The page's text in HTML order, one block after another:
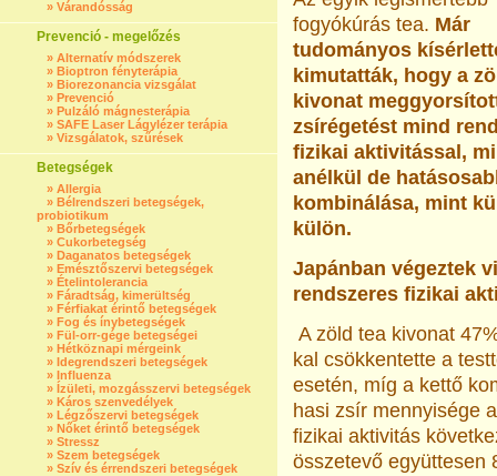
» Várandósság
Prevenció - megelőzés
» Alternatív módszerek
» Bioptron fényterápia
» Biorezonancia vizsgálat
» Prevenció
» Pulzáló mágnesterápia
» SAFE Laser Lágylézer terápia
» Vizsgálatok, szűrések
Betegségek
» Allergia
» Bélrendszeri betegségek,
probiotikum
» Bőrbetegségek
» Cukorbetegség
» Daganatos betegségek
» Emésztőszervi betegségek
» Ételintolerancia
» Fáradtság, kimerültség
» Férfiakat érintő betegségek
» Fog és ínybetegségek
» Fül-orr-gége betegségei
» Hétköznapi mérgeink
» Idegrendszeri betegségek
» Influenza
» Ízületi, mozgásszervi betegségek
» Káros szenvedélyek
» Légzőszervi betegségek
» Nőket érintő betegségek
» Stressz
» Szem betegségek
» Szív és érrendszeri betegségek
fogyókúrás tea. Már
tudományos
kimutatták, hogy a
kivonat
zsírégetést mind
fizikai aktivitással,
anélkül de
kombinálása, mint
külön.
Japánban végeztek
rendszeres fizikai
A zöld tea kivonat
kal csökkentette a
esetén, míg a kettő
hasi zsír mennyisége
fizikai aktivitás
összetevő együttesen